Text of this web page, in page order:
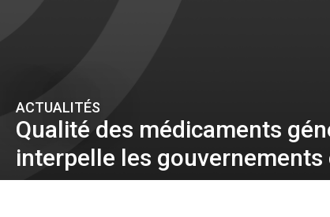
ACTUALITÉS
Qualité des médicaments
interpelle les